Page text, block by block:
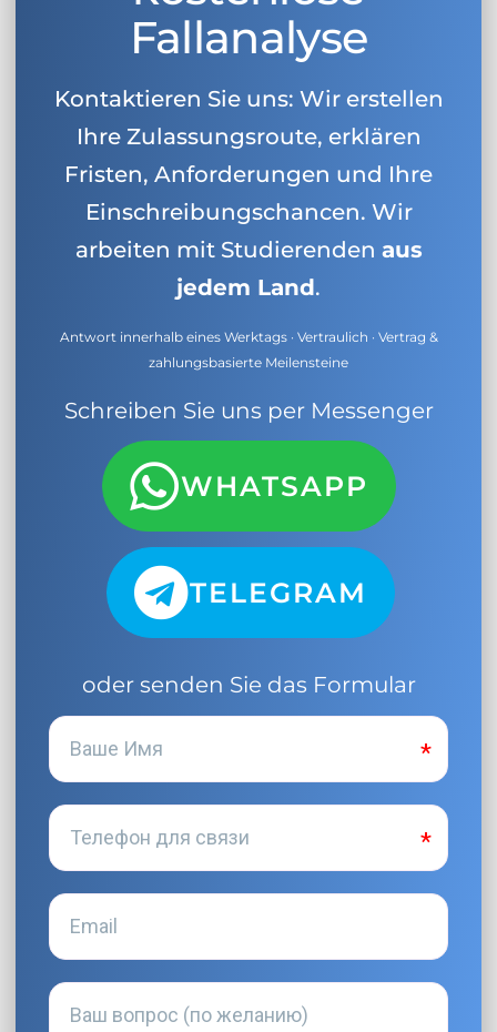
Fallanalyse
Kontaktieren Sie uns: Wir erstellen
Ihre Zulassungsroute, erklären
Fristen, Anforderungen und Ihre
Einschreibungschancen. Wir
arbeiten mit Studierenden aus
jedem Land.
Antwort innerhalb eines Werktags · Vertraulich · Vertrag &
zahlungsbasierte Meilensteine
Schreiben Sie uns per Messenger
WHATSAPP
TELEGRAM
oder senden Sie das Formular